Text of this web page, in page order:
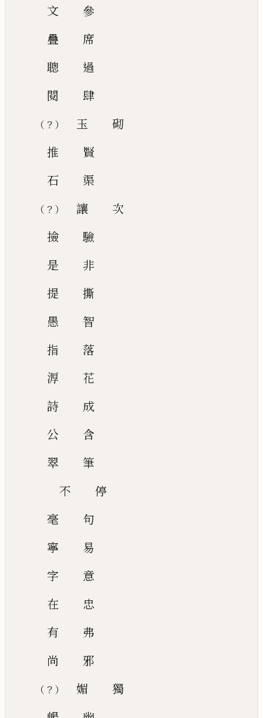
文
參
疊
席
聰
過
閱
肆
（ ？ ） 玉
砌
推
賢
石
渠
（ ？ ） 讓
次
撿
驗
是
非
提
撕
愚
智
指
落
㴟
花
詩
成
公
含
翠
筆
不
停
毫
句
寧
易
字
意
在
忠
有
弗
尚
邪
（ ？ ） 媚
獨